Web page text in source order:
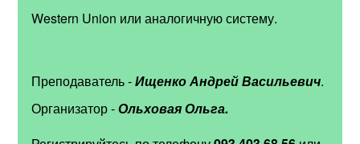
Western Union или аналогичную систему.
Преподаватель -Ищенко Андрей Васильевич.
Организатор -Ольховая Ольга.